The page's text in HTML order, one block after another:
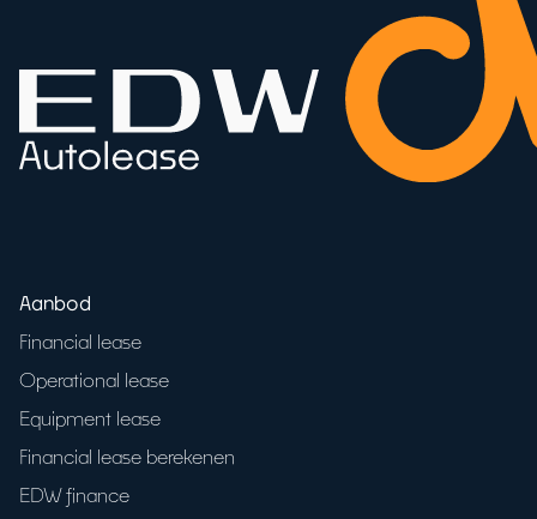
Aanbod
Financial lease
Operational lease
Equipment lease
Financial lease berekenen
EDW finance